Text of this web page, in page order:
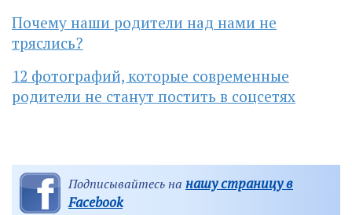
Почему наши родители над нами не
тряслись?
12 фотографий, которые современные
родители не станут постить в соцсетях
Подписывайтесь на нашу страницу в
Facebook